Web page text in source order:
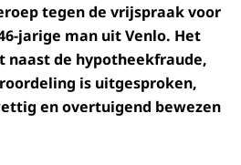
tegen de vrijspraak voor
jarige man uit Venlo. Het
naast de hypotheekfraude,
is uitgesproken,
en overtuigend bewezen